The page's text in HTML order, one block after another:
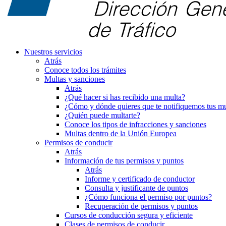
Nuestros servicios
Atrás
Conoce todos los trámites
Multas y sanciones
Atrás
¿Qué hacer si has recibido una multa?
¿Cómo y dónde quieres que te notifiquemos tus
¿Quién puede multarte?
Conoce los tipos de infracciones y sanciones
Multas dentro de la Unión Europea
Permisos de conducir
Atrás
Información de tus permisos y puntos
Atrás
Informe y certificado de conductor
Consulta y justificante de puntos
¿Cómo funciona el permiso por puntos?
Recuperación de permisos y puntos
Cursos de conducción segura y eficiente